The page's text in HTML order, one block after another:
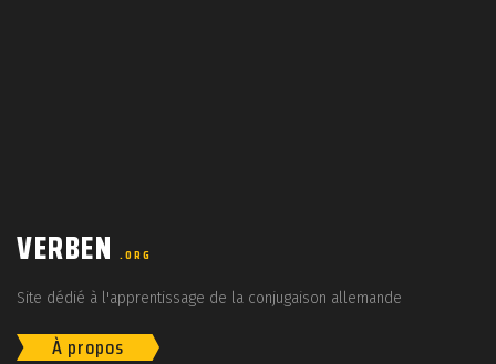
VERBEN .ORG
Site dédié à l'apprentissage de la conjugaison allemande
À propos